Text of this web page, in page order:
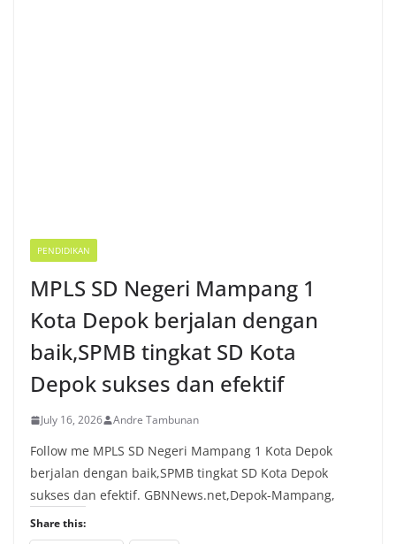
PENDIDIKAN
MPLS SD Negeri Mampang 1
Kota Depok berjalan dengan
baik,SPMB tingkat SD Kota
Depok sukses dan efektif
July 16, 2026 Andre Tambunan
Follow me MPLS SD Negeri Mampang 1 Kota Depok
berjalan dengan baik,SPMB tingkat SD Kota Depok
sukses dan efektif. GBNNews.net,Depok-Mampang,
Share this: